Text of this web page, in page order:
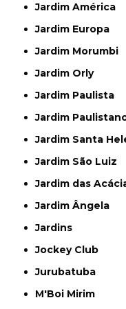
Jardim América
Jardim Europa
Jardim Morumbi
Jardim Orly
Jardim Paulista
Jardim
Jardim Santa
Jardim São Luiz
Jardim das
Jardim Ângela
Jardins
Jockey Club
Jurubatuba
M'Boi Mirim